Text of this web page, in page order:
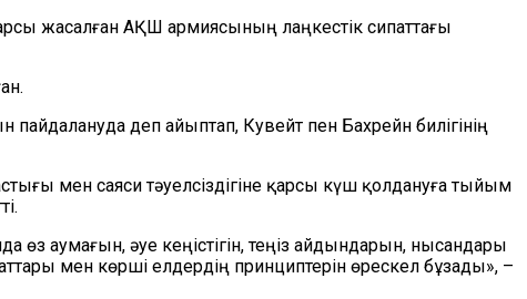
жасалған АҚШ армиясының лаңкестік сипаттағы
деп айыптап, Кувейт пен Бахрейн билігінің
мен саяси тәуелсіздігіне қарсы күш қолдануға тыйым
аумағын, әуе кеңістігін, теңіз айдындарын, нысандары
мен көрші елдердің принциптерін өрескел бұзады», –